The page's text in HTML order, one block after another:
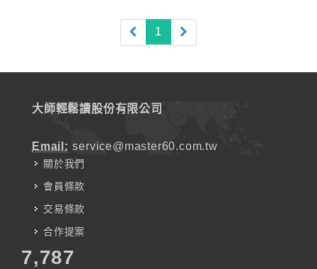
1 (current)
大師輕鬆讀股份有限公司
Email: service@master60.com.tw
關於我們
會員條款
交易條款
合作提案
7,787